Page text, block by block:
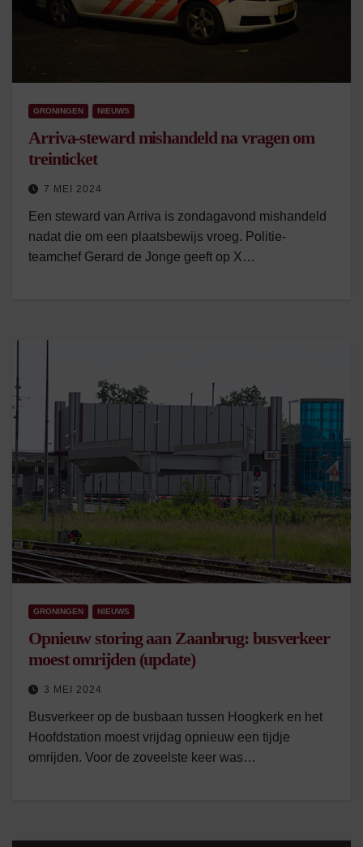
GRONINGEN NIEUWS
Arriva-steward mishandeld na vragen om
treinticket
7 MEI 2024
Een steward van Arriva is zondagavond mishandeld
nadat die om een plaatsbewijs vroeg. Politie-
teamchef Gerard de Jonge geeft op X…
GRONINGEN NIEUWS
Opnieuw storing aan Zaanbrug: busverkeer
moest omrijden (update)
3 MEI 2024
Busverkeer op de busbaan tussen Hoogkerk en het
Hoofdstation moest vrijdag opnieuw een tijdje
omrijden. Voor de zoveelste keer was…